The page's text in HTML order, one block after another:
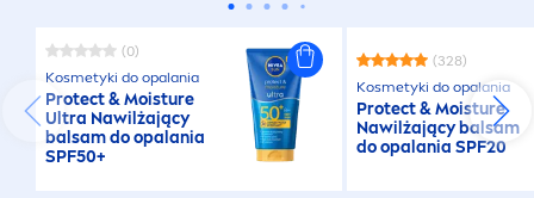
(0)
Kosmetyki do opalania
Protect& Moisture
Ultra Nawilżający
balsam do opalania
SPF50+
(328)
Kosmetyki do opalania
Protect& Moisture
Nawilżający balsam
do opalania SPF20